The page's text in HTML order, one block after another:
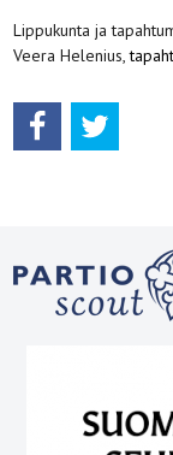
Lippukunta ja
Veera Helenius,